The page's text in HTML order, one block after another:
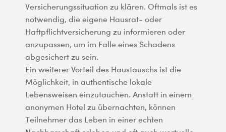
Versicherungssituation zu klären. Oftmals ist es
notwendig, die eigene Hausrat- oder
Haftpflichtversicherung zu informieren oder
anzupassen, um im Falle eines Schadens
abgesichert zu sein.
Ein weiterer Vorteil des Haustauschs ist die
Möglichkeit, in authentische lokale
Lebensweisen einzutauchen. Anstatt in einem
anonymen Hotel zu übernachten, können
Teilnehmer das Leben in einer echten